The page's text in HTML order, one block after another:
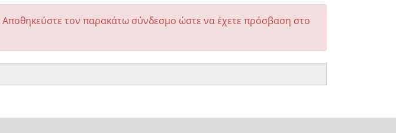
Αποθηκεύστε τον παρακάτω σύνδεσμο ώστε να έχετε πρόσβαση στο